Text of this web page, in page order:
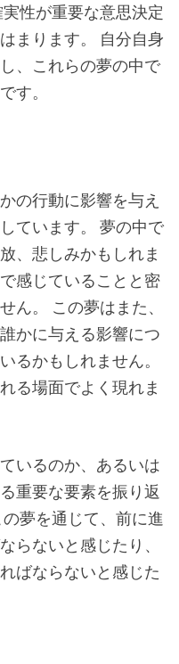
性が重要な意思決定
まります。 自分自身
、これらの夢の中で
す。
の行動に影響を与え
ています。 夢の中で
、悲しみかもしれま
感じていることと密
ん。 この夢はまた、
かに与える影響につ
るかもしれません。
る場面でよく現れま
いるのか、あるいは
重要な要素を振り返
夢を通じて、前に進
らないと感じたり、
ばならないと感じた